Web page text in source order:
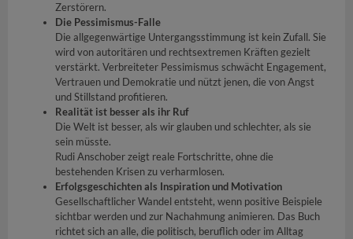
Zerstörern.
Die Pessimismus-Falle
Die allgegenwärtige Untergangsstimmung ist kein Zufall. Sie
wird von autoritären und rechtsextremen Kräften gezielt
verstärkt. Verbreiteter Pessimismus schwächt Engagement,
Vertrauen und Demokratie und nützt jenen, die von Angst
und Stillstand profitieren.
Realität ist besser als ihr Ruf
Die Welt ist besser, als wir glauben und schlechter, als sie
sein müsste.
Rudi Anschober zeigt reale Fortschritte, ohne die
bestehenden Krisen zu verharmlosen.
Erfolgsgeschichten als Inspiration und Motivation
Gesellschaftlicher Wandel entsteht, wenn positive Beispiele
sichtbar werden und zur Nachahmung animieren. Das Buch
richtet sich an alle, die politisch, beruflich oder im Alltag